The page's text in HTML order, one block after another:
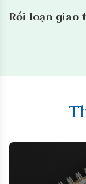
Rối loạn giao